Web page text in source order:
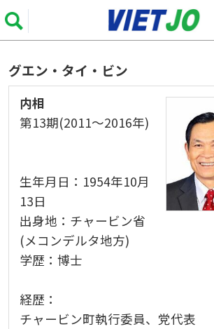
グエン・タイ・ビン
内相
第13期(2011～2016年)
生年月日：1954年10月
13日
出身地：チャービン省
(メコンデルタ地方)
学歴：博士
経歴：
チャービン町執行委員、党代表